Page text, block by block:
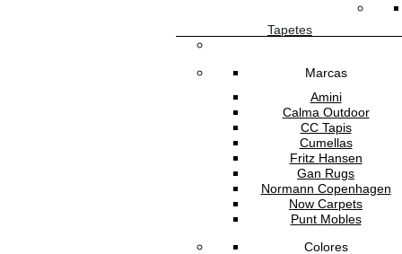
Tapetes
Marcas
Amini
Calma Outdoor
CC Tapis
Cumellas
Fritz Hansen
Gan Rugs
Normann Copenhagen
Now Carpets
Punt Mobles
Colores
Non Woven